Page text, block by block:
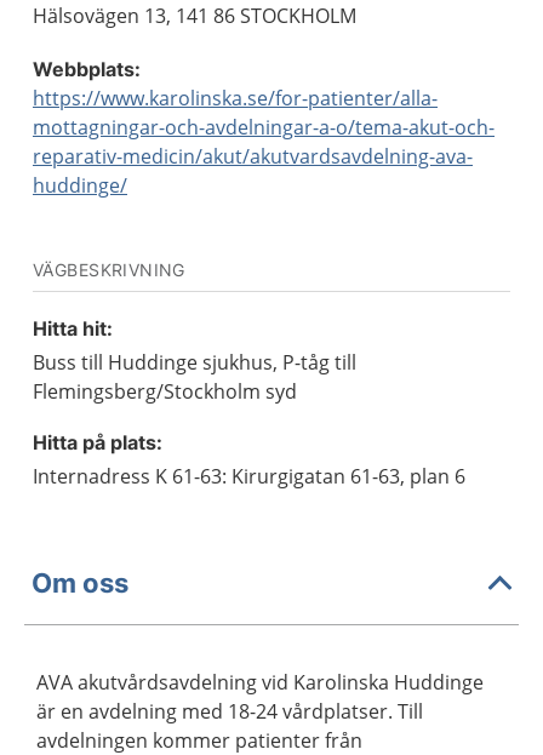
Hälsovägen 13, 141 86 STOCKHOLM
Webbplats:
https://www.karolinska.se/for-patienter/alla-
mottagningar-och-avdelningar-a-o/tema-akut-och-
reparativ-medicin/akut/akutvardsavdelning-ava-
huddinge/
VÄGBESKRIVNING
Hitta hit:
Buss till Huddinge sjukhus, P-tåg till
Flemingsberg/Stockholm syd
Hitta på plats:
Internadress K 61-63: Kirurgigatan 61-63, plan 6
Om oss
AVA akutvårdsavdelning vid Karolinska Huddinge
är en avdelning med 18-24 vårdplatser. Till
avdelningen kommer patienter från